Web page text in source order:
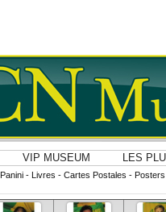
VIP MUSEUM LES
- Livres - Cartes Postales -